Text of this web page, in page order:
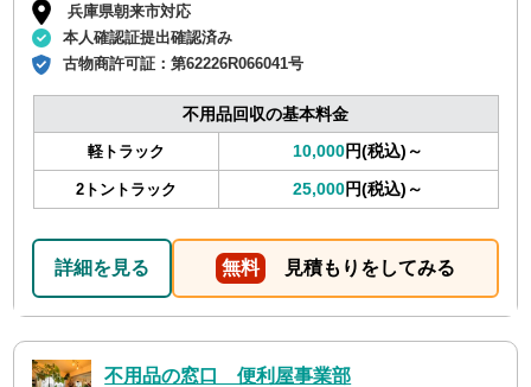
兵庫県朝来市対応
本人確認証提出確認済み
古物商許可証：第62226R066041号
不用品回収の基本料金
軽トラック 10,000円(税込)～
2トントラック 25,000円(税込)～
詳細を見る 無料 見積もりをしてみる
不用品の窓口 便利屋事業部